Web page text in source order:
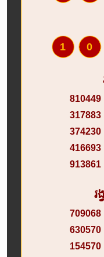
810449
317883
374230
416693
913861
រ
709068
630570
154570